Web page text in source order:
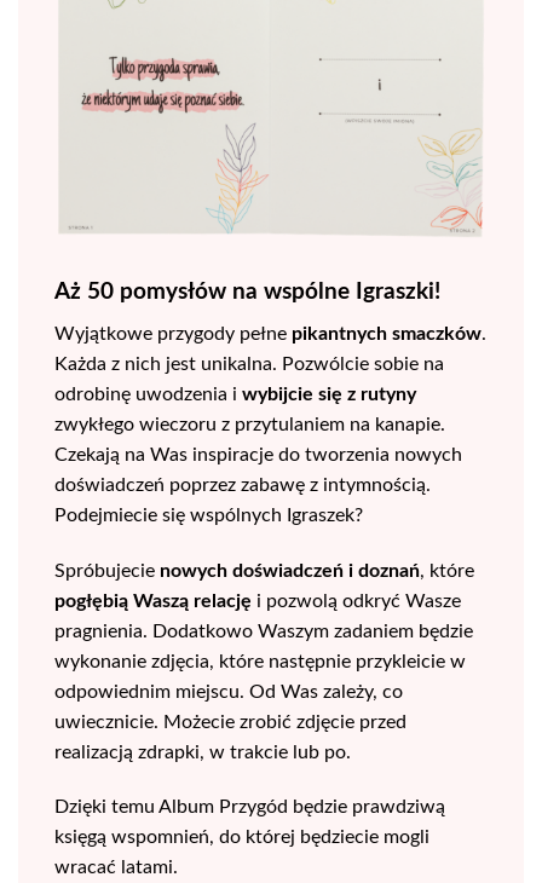
Aż 50 pomysłów na wspólne Igraszki!
Wyjątkowe przygody pełne pikantnych smaczków.
Każda z nich jest unikalna. Pozwólcie sobie na
odrobinę uwodzenia i wybijcie się z rutyny
zwykłego wieczoru z przytulaniem na kanapie.
Czekają na Was inspiracje do tworzenia nowych
doświadczeń poprzez zabawę z intymnością.
Podejmiecie się wspólnych Igraszek?
Spróbujecie nowych doświadczeń i doznań, które
pogłębią Waszą relację i pozwolą odkryć Wasze
pragnienia. Dodatkowo Waszym zadaniem będzie
wykonanie zdjęcia, które następnie przykleicie w
odpowiednim miejscu. Od Was zależy, co
uwiecznicie. Możecie zrobić zdjęcie przed
realizacją zdrapki, w trakcie lub po.
Dzięki temu Album Przygód będzie prawdziwą
księgą wspomnień, do której będziecie mogli
wracać latami.